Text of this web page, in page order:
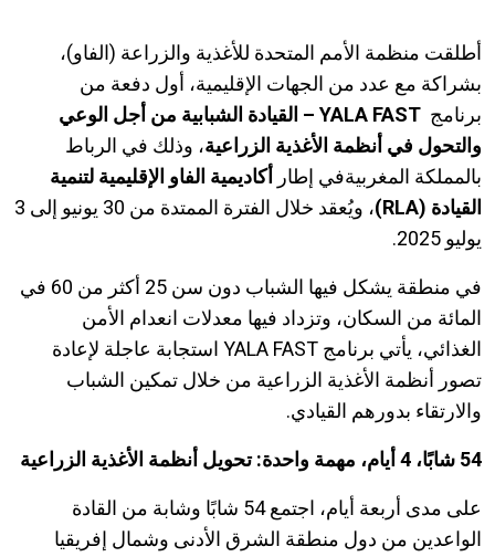
أطلقت منظمة الأمم المتحدة للأغذية والزراعة (الفاو)،
بشراكة مع عدد من الجهات الإقليمية، أول دفعة من
برنامج
YALA FAST – القيادة الشبابية من أجل الوعي
والتحول في أنظمة الأغذية الزراعية، وذلك في الرباط
بالمملكة المغربيةفي إطار أكاديمية الفاو الإقليمية لتنمية
القيادة (RLA)
، ويُعقد خلال الفترة الممتدة من 30 يونيو إلى 3
يوليو 2025.
في منطقة يشكل فيها الشباب دون سن 25 أكثر من 60 في
المائة من السكان، وتزداد فيها معدلات انعدام الأمن
الغذائي، يأتي برنامج YALA FAST استجابة عاجلة لإعادة
تصور أنظمة الأغذية الزراعية من خلال تمكين الشباب
والارتقاء بدورهم القيادي.
54 شابًا، 4 أيام، مهمة واحدة: تحويل أنظمة الأغذية الزراعية
على مدى أربعة أيام، اجتمع 54 شابًا وشابة من القادة
الواعدين من دول منطقة الشرق الأدنى وشمال إفريقيا